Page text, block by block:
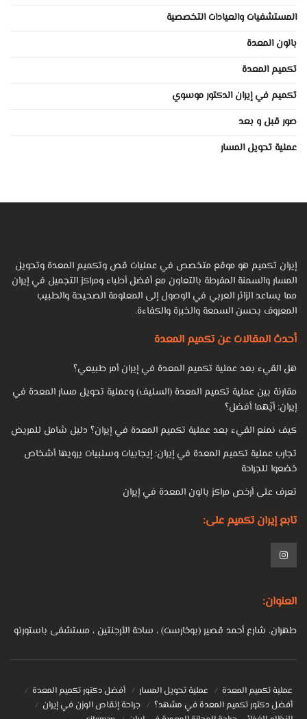
المستشفيات والعيادات التخصصية
بالون المعدة
تكميم المعدة
تكميم في إيران الدكتور موسوي
صور قبل و بعد
عملية تحويل المسار
إيران تكميم هو موقع متخصص في عمليات قص وتكميم المعدة وتحويل
المسار والسمنة المفرطة بالتعاون مع أفضل أطباء ومراكز التجميل في إيران
مما يساعد الزائر العربي في الوصول إلى المعلومة الصحيحة والطبيب
المعروف بحسن السمعة والخبرة والكفاءة.
أحدث المقالات عن تكميم المعدة
هل القيء بعد عملية تكميم المعدة في إيران أمر طبيعي؟
مقارنة بين عملية تكميم المعدة (السليف) وعملية تحويل مسار المعدة في
إيران: أيّهما أفضل؟
كيف نمنع القيء بعد عملية تكميم المعدة في إيران؟ دليل شامل للمريض
تجارب عملية تكميم المعدة في إيران: إيجابيات وسلبيات يرويها أشخاص
خضعوا للجراحة
تعرف على أرخص مراكز بالون المعدة في إيران
تابع إيران تكميم على:
العنوان:
طهران. شارع أحمد قصير (بوخارست) ، ساحة الأرجنتين ، مستشفى باستورنو
عملية تكميم المعدة عملية تحويل المسار
أفضل دكتور تكميم المعدة
أفضل دكتور تكميم المعدة في مشهد؟
جراحة إنقاص الوزن في إيران